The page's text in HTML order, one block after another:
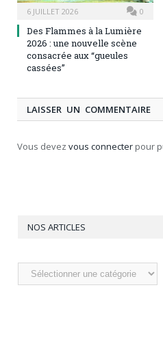
6 JUILLET 2026 0
Des Flammes à la Lumière
2026 : une nouvelle scène
consacrée aux “gueules
cassées”
LAISSER UN COMMENTAIRE
Vous devez vous connecter pour
NOS ARTICLES
Nos